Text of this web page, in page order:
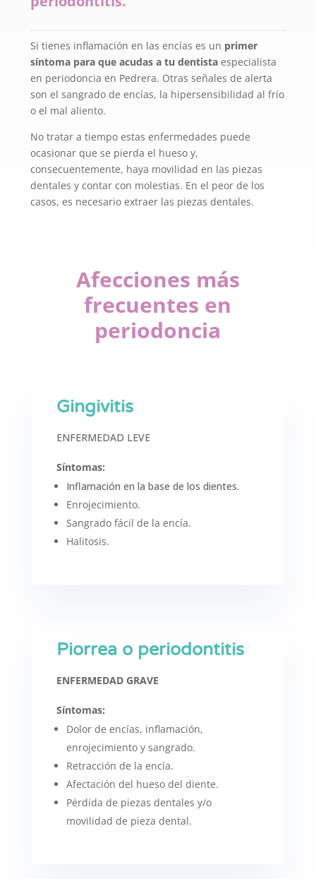
Si tienes inflamación en las encías es un primer
síntoma para que acudas a tu dentistaespecialista
en periodoncia en Pedrera. Otras señales de alerta
son el sangrado de encías, la hipersensibilidad al frío
o el mal aliento.
No tratar a tiempo estas enfermedades puede
ocasionar que se pierda el hueso y,
consecuentemente, haya movilidad en las piezas
dentales y contar con molestias. En el peor de los
casos, es necesario extraer las piezas dentales.
Afecciones más
frecuentes en
periodoncia
Gingivitis
ENFERMEDAD LEVE
Síntomas:
Inflamación en la base de los dientes.
Enrojecimiento.
Sangrado fácil de la encía.
Halitosis.
Piorrea o periodontitis
ENFERMEDAD GRAVE
Síntomas:
Dolor de encías, inflamación,
enrojecimiento y sangrado.
Retracción de la encía.
Afectación del hueso del diente.
Pérdida de piezas dentales y/o
movilidad de pieza dental.